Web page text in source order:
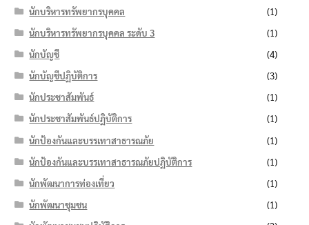
นักบริหารทรัพยากรบุคคล
(1)
นักบริหารทรัพยากรบุคคล ระดับ 3
(1)
นักบัญชี
(4)
นักบัญชีปฏิบัติการ
(3)
นักประชาสัมพันธ์
(1)
นักประชาสัมพันธ์ปฏิบัติการ
(1)
นักป้องกันและบรรเทาสาธารณภัย
(1)
นักป้องกันและบรรเทาสาธารณภัยปฏิบัติการ
(1)
นักพัฒนาการท่องเที่ยว
(1)
นักพัฒนาชุมชน
(1)